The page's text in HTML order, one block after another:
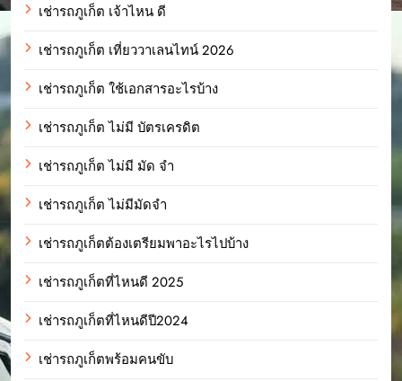
เช่ารถภูเก็ต เจ้าไหน ดี
เช่ารถภูเก็ต เที่ยววาเลนไทน์ 2026
เช่ารถภูเก็ต ใช้เอกสารอะไรบ้าง
เช่ารถภูเก็ต ไม่มี บัตรเครดิต
เช่ารถภูเก็ต ไม่มี มัด จํา
เช่ารถภูเก็ต ไม่มีมัดจำ
เช่ารถภูเก็ตต้องเตรียมพาอะไรไปบ้าง
เช่ารถภูเก็ตที่ไหนดี 2025
เช่ารถภูเก็ตที่ไหนดีปี2024
เช่ารถภูเก็ตพร้อมคนขับ